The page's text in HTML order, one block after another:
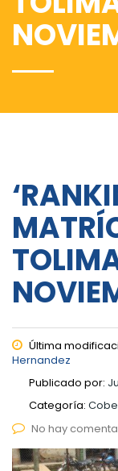
Última
Hernandez
Publicado por:
Categoría:
No hay